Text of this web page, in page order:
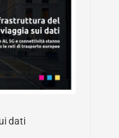
dati